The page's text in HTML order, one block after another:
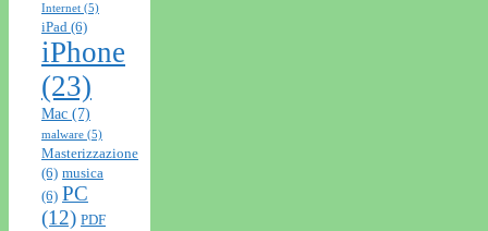
Internet (5)
iPad (6)
iPhone
(23)
Mac (7)
malware (5)
Masterizzazione
(6) musica
(6) PC
(12) PDF